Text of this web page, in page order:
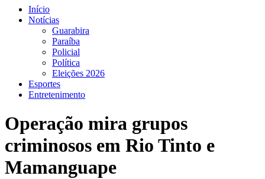
Início
Notícias
Guarabira
Paraíba
Policial
Política
Eleições 2026
Esportes
Entretenimento
Operação mira grupos
criminosos em Rio Tinto e
Mamanguape